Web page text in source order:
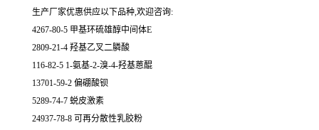
生产厂家优惠供应以下品种,欢迎咨询:
4267-80-5 甲基环硫雄醇中间体E
2809-21-4 羟基乙叉二膦酸
116-82-5 1-氨基-2-溴-4-羟基蒽醌
13701-59-2 偏硼酸钡
5289-74-7 蜕皮激素
24937-78-8 可再分散性乳胶粉